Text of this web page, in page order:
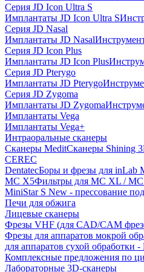
Серия JD Icon Ultra S
Имплантаты JD Icon Ultra S
Серия JD Nasal
Имплантаты JD Nasal
Серия JD Icon Plus
Имплантаты JD Icon Plus
Серия JD Pterygo
Имплантаты JD Pterygo
Серия JD Zygoma
Имплантаты JD Zygoma
Имплантаты Vega
Имплантаты Vega+
Интраоральные сканеры
Сканеры MeditСканеры Shining
CEREC
DentatecБоры и фрезы для inLab
MC X5Фильтры для MC XL /
MiniStar S New - прессование
Печи для обжига
Лицевые сканеры
Фрезы VHF (для CAD/CAM
Фрезы для аппаратов мокрой
для аппаратов сухой
Комплексные предложения по
Лабораторные 3D-сканеры